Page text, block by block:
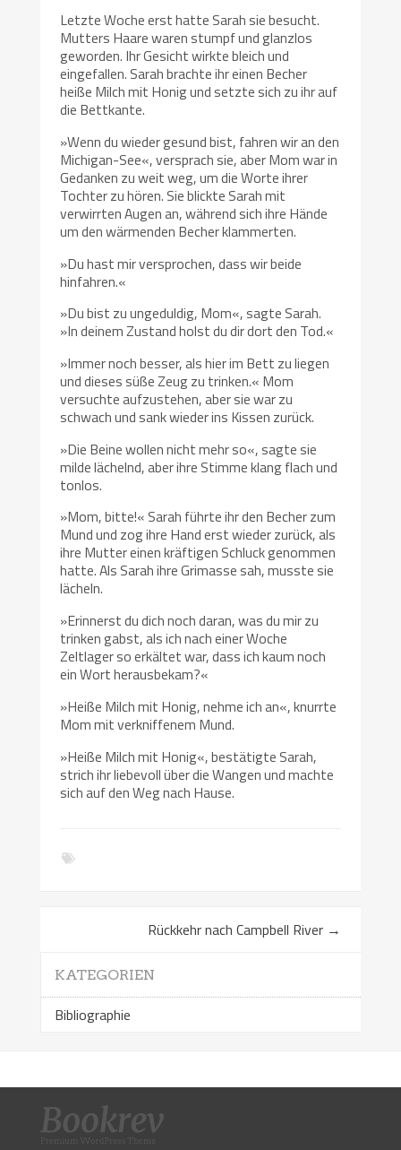
Letzte Woche erst hatte Sarah sie besucht.
Mutters Haare waren stumpf und glanzlos
geworden. Ihr Gesicht wirkte bleich und
eingefallen. Sarah brachte ihr einen Becher
heiße Milch mit Honig und setzte sich zu ihr auf
die Bettkante.
»Wenn du wieder gesund bist, fahren wir an den
Michigan-See«, versprach sie, aber Mom war in
Gedanken zu weit weg, um die Worte ihrer
Tochter zu hören. Sie blickte Sarah mit
verwirrten Augen an, während sich ihre Hände
um den wärmenden Becher klammerten.
»Du hast mir versprochen, dass wir beide
hinfahren.«
»Du bist zu ungeduldig, Mom«, sagte Sarah.
»In deinem Zustand holst du dir dort den Tod.«
»Immer noch besser, als hier im Bett zu liegen
und dieses süße Zeug zu trinken.« Mom
versuchte aufzustehen, aber sie war zu
schwach und sank wieder ins Kissen zurück.
»Die Beine wollen nicht mehr so«, sagte sie
milde lächelnd, aber ihre Stimme klang flach und
tonlos.
»Mom, bitte!« Sarah führte ihr den Becher zum
Mund und zog ihre Hand erst wieder zurück, als
ihre Mutter einen kräftigen Schluck genommen
hatte. Als Sarah ihre Grimasse sah, musste sie
lächeln.
»Erinnerst du dich noch daran, was du mir zu
trinken gabst, als ich nach einer Woche
Zeltlager so erkältet war, dass ich kaum noch
ein Wort herausbekam?«
»Heiße Milch mit Honig, nehme ich an«, knurrte
Mom mit verkniffenem Mund.
»Heiße Milch mit Honig«, bestätigte Sarah,
strich ihr liebevoll über die Wangen und machte
sich auf den Weg nach Hause.
Rückkehr nach Campbell River →
KATEGORIEN
Bibliographie